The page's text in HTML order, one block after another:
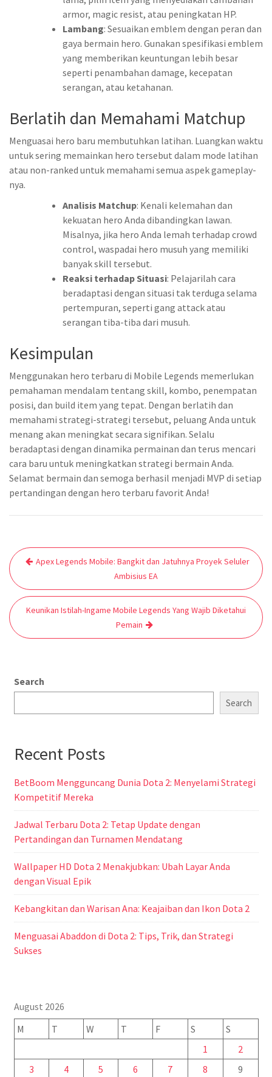
armor, magic resist, atau peningkatan HP.
Lambang: Sesuaikan emblem dengan peran dan
gaya bermain hero. Gunakan spesifikasi emblem
yang memberikan keuntungan lebih besar
seperti penambahan damage, kecepatan
serangan, atau ketahanan.
Berlatih dan Memahami Matchup
Menguasai hero baru membutuhkan latihan. Luangkan waktu
untuk sering memainkan hero tersebut dalam mode latihan
atau non-ranked untuk memahami semua aspek gameplay-
nya.
Analisis Matchup: Kenali kelemahan dan
kekuatan hero Anda dibandingkan lawan.
Misalnya, jika hero Anda lemah terhadap crowd
control, waspadai hero musuh yang memiliki
banyak skill tersebut.
Reaksi terhadap Situasi: Pelajarilah cara
beradaptasi dengan situasi tak terduga selama
pertempuran, seperti gang attack atau
serangan tiba-tiba dari musuh.
Kesimpulan
Menggunakan hero terbaru di Mobile Legends memerlukan
pemahaman mendalam tentang skill, kombo, penempatan
posisi, dan build item yang tepat. Dengan berlatih dan
memahami strategi-strategi tersebut, peluang Anda untuk
menang akan meningkat secara signifikan. Selalu
beradaptasi dengan dinamika permainan dan terus mencari
cara baru untuk meningkatkan strategi bermain Anda.
Selamat bermain dan semoga berhasil menjadi MVP di setiap
pertandingan dengan hero terbaru favorit Anda!
Post
navigation
Apex Legends Mobile: Bangkit dan Jatuhnya Proyek Seluler
Ambisius EA
Keunikan Istilah-Ingame Mobile Legends Yang Wajib Diketahui
Pemain
Search
Search
Recent Posts
BetBoom Mengguncang Dunia Dota 2: Menyelami Strategi
Kompetitif Mereka
Jadwal Terbaru Dota 2: Tetap Update dengan
Pertandingan dan Turnamen Mendatang
Wallpaper HD Dota 2 Menakjubkan: Ubah Layar Anda
dengan Visual Epik
Kebangkitan dan Warisan Ana: Keajaiban dan Ikon Dota 2
Menguasai Abaddon di Dota 2: Tips, Trik, dan Strategi
Sukses
August 2026
M
T W T F S
S
1
2
3
4 5 6 7 8
9